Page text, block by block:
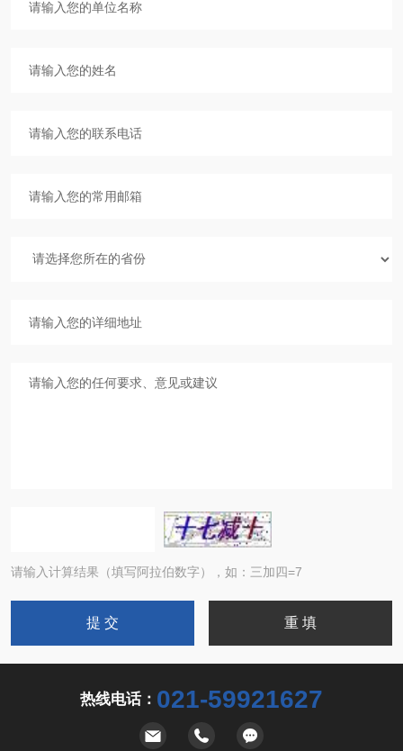
请输入计算结果（填写阿拉伯数字），如：三加四=7
热线电话： 021-59921627